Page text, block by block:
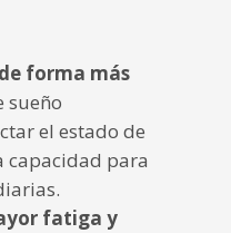
forma más
sueño
el estado de
capacidad para
fatiga y